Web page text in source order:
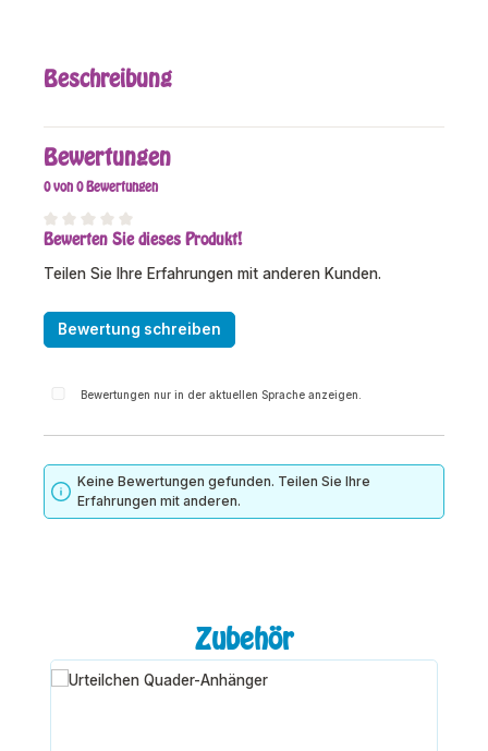
Beschreibung
Bewertungen
0 von 0 Bewertungen
Durchschnittliche Bewertung von 0 von 5 Sternen
Bewerten Sie dieses Produkt!
Teilen Sie Ihre Erfahrungen mit anderen Kunden.
Bewertung schreiben
Bewertungen nur in der aktuellen Sprache anzeigen.
Keine Bewertungen gefunden. Teilen Sie Ihre
Erfahrungen mit anderen.
Produktgalerie überspringenZubehör